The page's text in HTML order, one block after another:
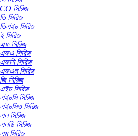
CO সিরিজ
ডি সিরিজ
ডিএইচ সিরিজ
ই সিরিজ
এফ সিরিজ
এফএ সিরিজ
এফসি সিরিজ
এফএল সিরিজ
জি সিরিজ
এইচ সিরিজ
এইচসি সিরিজ
এইচসিও সিরিজ
এল সিরিজ
এলডি সিরিজ
এম সিরিজ